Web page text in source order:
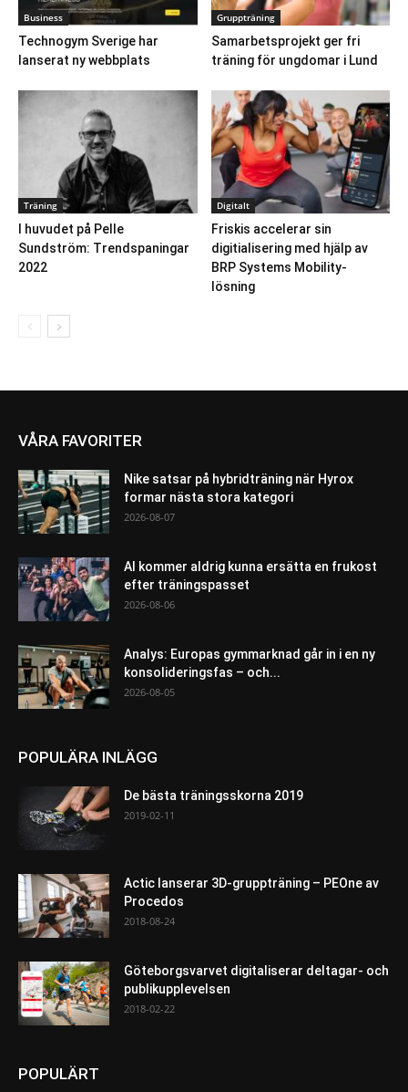
Business
Technogym Sverige har
lanserat ny webbplats
Gruppträning
Samarbetsprojekt ger fri
träning för ungdomar i Lund
Träning
I huvudet på Pelle
Sundström: Trendspaningar
2022
Digitalt
Friskis accelerar sin
digitialisering med hjälp av
BRP Systems Mobility-
lösning
VÅRA FAVORITER
Nike satsar på hybridträning när Hyrox
formar nästa stora kategori
2026-08-07
AI kommer aldrig kunna ersätta en frukost
efter träningspasset
2026-08-06
Analys: Europas gymmarknad går in i en ny
konsolideringsfas – och...
2026-08-05
POPULÄRA INLÄGG
De bästa träningsskorna 2019
2019-02-11
Actic lanserar 3D-gruppträning – PEOne av
Procedos
2018-08-24
Göteborgsvarvet digitaliserar deltagar- och
publikupplevelsen
2018-02-22
POPULÄRT